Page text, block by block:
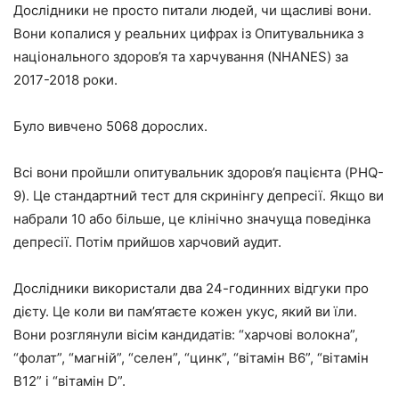
Дослідники не просто питали людей, чи щасливі вони.
Вони копалися у реальних цифрах із Опитувальника з
національного здоров’я та харчування (NHANES) за
2017-2018 роки.
Було вивчено 5068 дорослих.
Всі вони пройшли опитувальник здоров’я пацієнта (PHQ-
9). Це стандартний тест для скринінгу депресії. Якщо ви
набрали 10 або більше, це клінічно значуща поведінка
депресії. Потім прийшов харчовий аудит.
Дослідники використали два 24-годинних відгуки про
дієту. Це коли ви пам’ятаєте кожен укус, який ви їли.
Вони розглянули вісім кандидатів: “харчові волокна”,
“фолат”, “магній”, “селен”, “цинк”, “вітамін B6”, “вітамін
B12” і “вітамін D”.